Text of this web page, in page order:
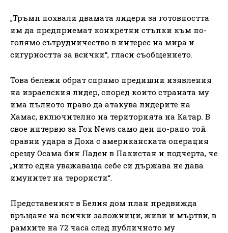
„Тръмп похвали двамата лидери за готовността
им да предприемат конкретни стъпки към по-
голямо сътрудничество в интерес на мира и
сигурността за всички“, гласи съобщението.
Това бележи обрат спрямо предишни изявления
на израелския лидер, според които страната му
има пълното право да атакува лидерите на
Хамас, включително на територията на Катар. В
свое интервю за Fox News само ден по-рано той
сравни удара в Доха с американската операция
срещу Осама бин Ладен в Пакистан и подчерта, че
„нито една уважаваща себе си държава не дава
имунитет на терористи“.
Представеният в Белия дом план предвижда
връщане на всички заложници, живи и мъртви, в
рамките на 72 часа след публичното му